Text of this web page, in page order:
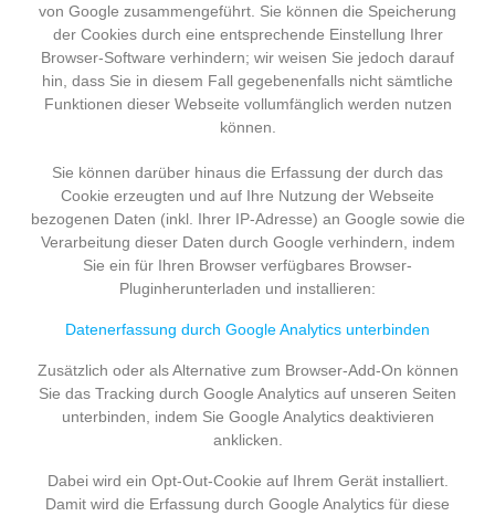
von Google zusammengeführt. Sie können die Speicherung
der Cookies durch eine entsprechende Einstellung Ihrer
Browser-Software verhindern; wir weisen Sie jedoch darauf
hin, dass Sie in diesem Fall gegebenenfalls nicht sämtliche
Funktionen dieser Webseite vollumfänglich werden nutzen
können.
Sie können darüber hinaus die Erfassung der durch das
Cookie erzeugten und auf Ihre Nutzung der Webseite
bezogenen Daten (inkl. Ihrer IP-Adresse) an Google sowie die
Verarbeitung dieser Daten durch Google verhindern, indem
Sie ein für Ihren Browser verfügbares Browser-
Pluginherunterladen und installieren:
Datenerfassung durch Google Analytics unterbinden
Zusätzlich oder als Alternative zum Browser-Add-On können
Sie das Tracking durch Google Analytics auf unseren Seiten
unterbinden, indem Sie Google Analytics deaktivieren
anklicken.
Dabei wird ein Opt-Out-Cookie auf Ihrem Gerät installiert.
Damit wird die Erfassung durch Google Analytics für diese